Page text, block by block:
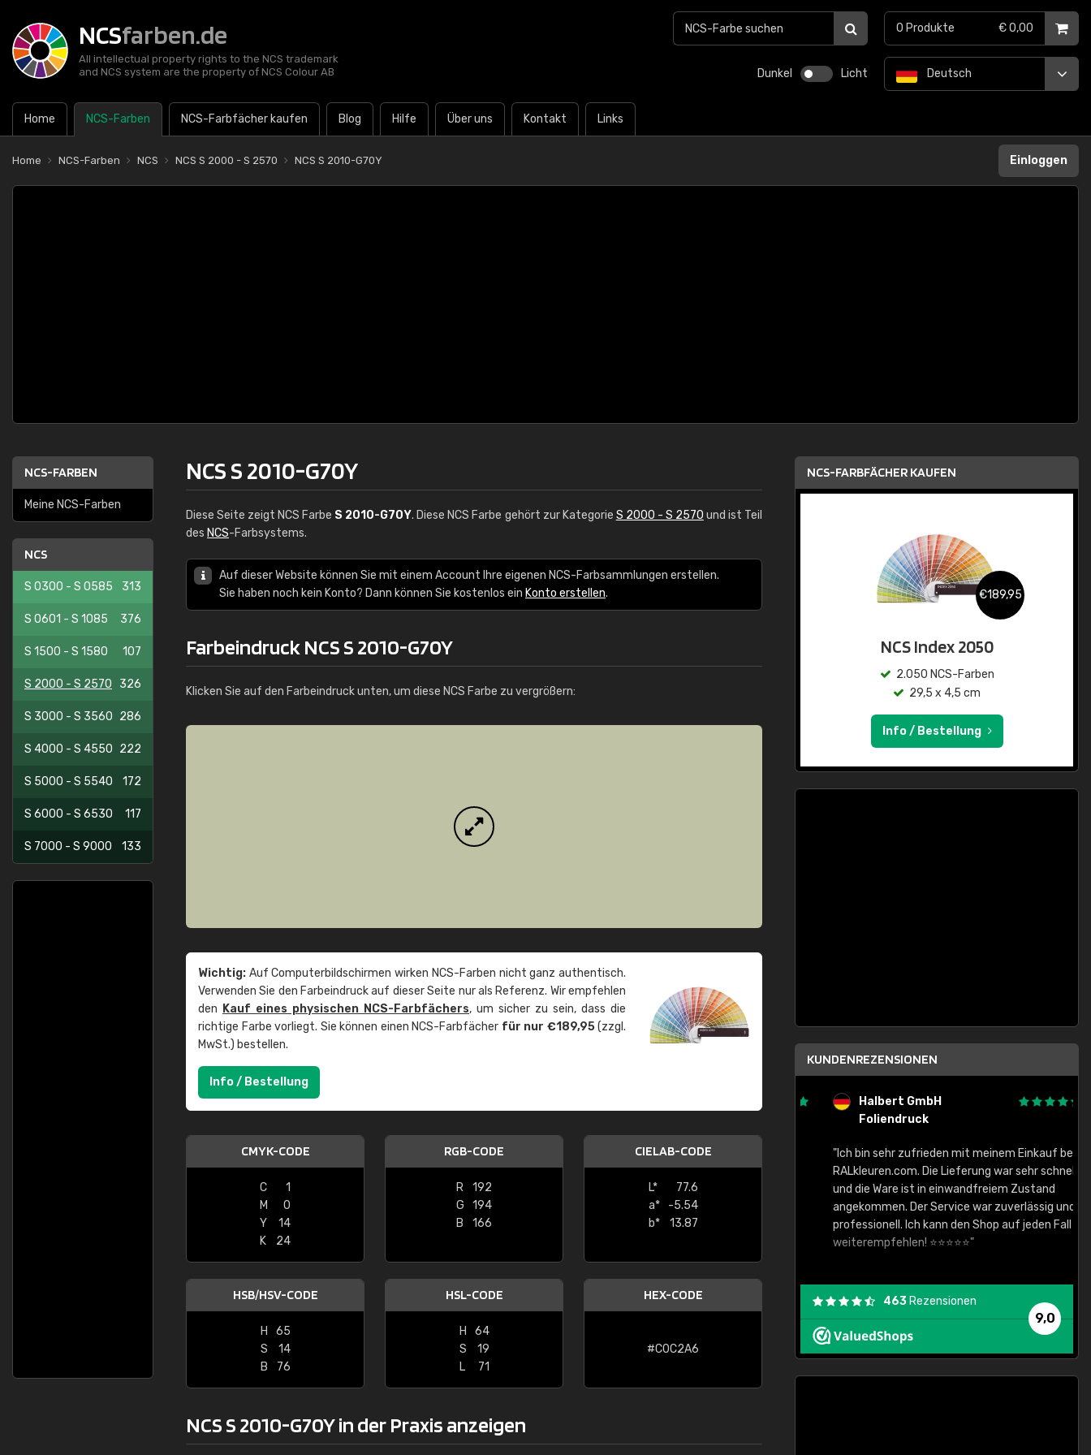
NCSfarben.de
All intellectual property rights to the NCS trademark
and NCS system are the property of NCS Colour AB
Dunkel Licht
Home NCS-Farben NCS-Farbfächer kaufen Blog Hilfe Über uns Kontakt Links
Deutsch
0 Produkte € 0,00
Home NCS-Farben NCS NCS S 2000 - S 2570 NCS S 2010-G70Y Einloggen
NCS-FARBEN
Meine NCS-Farben
NCS
S 0300 - S 0585 313
S 0601 - S 1085 376
S 1500 - S 1580 107
S 2000 - S 2570 326
S 3000 - S 3560 286
S 4000 - S 4550 222
S 5000 - S 5540 172
S 6000 - S 6530 117
S 7000 - S 9000 133
NCS S 2010-G70Y
Diese Seite zeigt NCS Farbe S 2010-G70Y. Diese NCS Farbe gehört zur Kategorie S 2000 - S 2570 und ist Teil
des NCS-Farbsystems.
Auf dieser Website können Sie mit einem Account Ihre eigenen NCS-Farbsammlungen erstellen.
Sie haben noch kein Konto? Dann können Sie kostenlos ein Konto erstellen.
Farbeindruck NCS S 2010-G70Y
Klicken Sie auf den Farbeindruck unten, um diese NCS Farbe zu vergrößern:
Wichtig: Auf Computerbildschirmen wirken NCS-Farben nicht ganz authentisch.
Verwenden Sie den Farbeindruck auf dieser Seite nur als Referenz. Wir empfehlen
den Kauf eines physischen NCS-Farbfächers, um sicher zu sein, dass die
richtige Farbe vorliegt. Sie können einen NCS-Farbfächer für nur €189,95(zzgl.
MwSt.) bestellen.
Info / Bestellung
CMYK-CODE
C
1
M
0
Y
14
K
24
RGB-CODE
R
192
G
194
B
166
CIELAB-CODE
L*
77.6
a*
-5.54
b*
13.87
HSB/HSV-CODE
H
65
S
14
B
76
HSL-CODE
H
64
S
19
L
71
HEX-CODE
#C0C2A6
NCS S 2010-G70Y in der Praxis anzeigen
NCS-FARBFÄCHER KAUFEN
€189,95
NCS Index 2050
2.050 NCS-Farben
29,5 x 4,5 cm
Info / Bestellung
KUNDENREZENSIONEN
"Alles so, wie man es sich wünscht, gute Ware,
schnelle Lieferung."
Halbert GmbH
Foliendruck
"Ich bin sehr zufrieden mit meinem Einkauf bei
RALkleuren.com. Die Lieferung war sehr schnell
und die Ware ist in einwandfreiem Zustand
angekommen. Der Service war zuverlässig und
professionell. Ich kann den Shop auf jeden Fall
weiterempfehlen! ⭐⭐⭐⭐⭐"
9,0
463 Rezensionen